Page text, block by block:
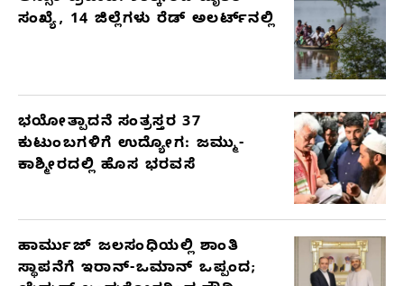
ಸಂಖ್ಯೆ, 14 ಜಿಲ್ಲೆಗಳು ರೆಡ್ ಅಲರ್ಟ್‌ನಲ್ಲಿ
ಭಯೋತ್ಪಾದನೆ ಸಂತ್ರಸ್ತರ 37
ಕುಟುಂಬಗಳಿಗೆ ಉದ್ಯೋಗ: ಜಮ್ಮು-
ಕಾಶ್ಮೀರದಲ್ಲಿ ಹೊಸ ಭರವಸೆ
ಹಾರ್ಮುಜ್ ಜಲಸಂಧಿಯಲ್ಲಿ ಶಾಂತಿ
ಸ್ಥಾಪನೆಗೆ ಇರಾನ್-ಒಮಾನ್ ಒಪ್ಪಂದ;